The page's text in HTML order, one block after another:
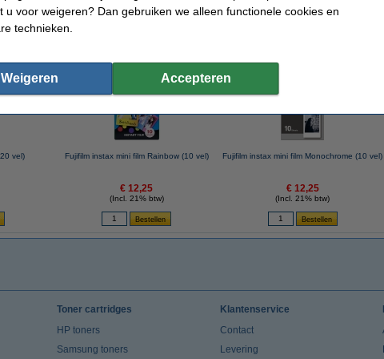
die dit artikel ook besteld hebben
vel) Fujifilm instax mini film Rainbow (10 vel)
€ 12,25
(Incl. 21% btw)
Fujifilm instax mini film Monochrome (10 vel)
€ 12,25
(Incl. 21% btw)
Toner cartridges
HP toners
Samsung toners
Klantenservice
Contact
Levering
u voor weigeren? Dan gebruiken we alleen functionele cookies en
technieken.
Weigeren Accepteren